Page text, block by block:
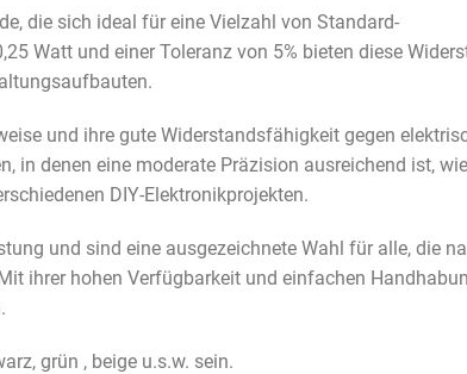
die sich ideal für eine Vielzahl von Standard-
Watt und einer Toleranz von 5% bieten diese
und ihre gute Widerstandsfähigkeit gegen
in denen eine moderate Präzision ausreichend ist, wie
DIY-Elektronikprojekten.
und sind eine ausgezeichnete Wahl für alle, die
ihrer hohen Verfügbarkeit und einfachen
grün , beige u.s.w. sein.